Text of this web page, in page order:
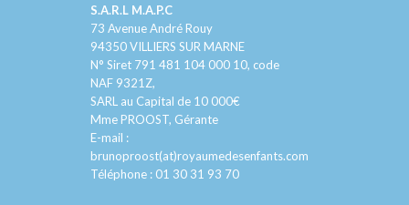
S.A.R.L M.A.P.C
73 Avenue André Rouy
94350 VILLIERS SUR MARNE
N° Siret 791 481 104 000 10, code
NAF 9321Z,
SARL au Capital de 10 000€
Mme PROOST, Gérante
E-mail :
brunoproost(at)royaumedesenfants.com
Téléphone : 01 30 31 93 70